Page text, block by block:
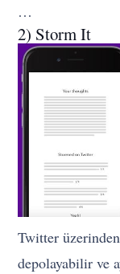
…
2) Storm It
Twitter
depolayabilir ve